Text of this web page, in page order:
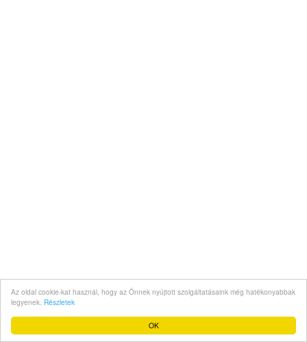
OK
Az oldal cookie-kat használ, hogy az Önnek nyújtott szolgáltatásaink még hatékonyabbak
legyenek. Részletek